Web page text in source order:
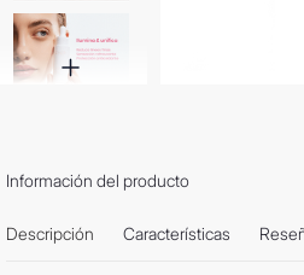
Información del producto
Descripción Características